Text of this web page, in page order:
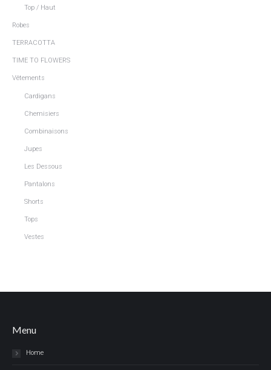
Top / Haut
Robes
TERRACOTTA
TIME TO FLOWERS
Vêtements
Cardigans
Chemisiers
Combinaisons
Jupes
Les Dessous
Pantalons
Shorts
Tops
Vestes
Menu
Home